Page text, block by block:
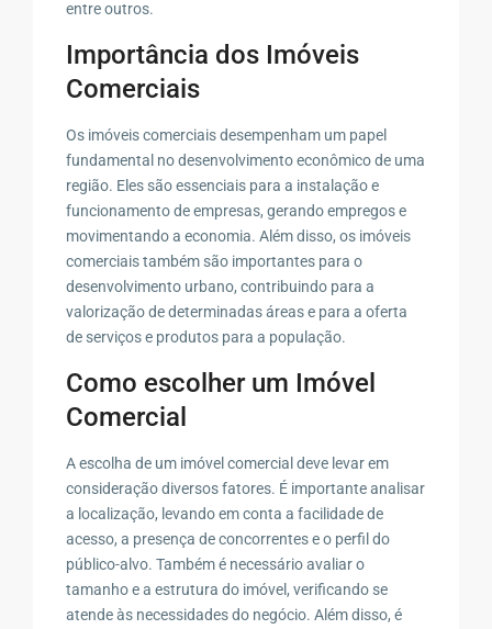
entre outros.
Importância dos Imóveis
Comerciais
Os imóveis comerciais desempenham um papel
fundamental no desenvolvimento econômico de uma
região. Eles são essenciais para a instalação e
funcionamento de empresas, gerando empregos e
movimentando a economia. Além disso, os imóveis
comerciais também são importantes para o
desenvolvimento urbano, contribuindo para a
valorização de determinadas áreas e para a oferta
de serviços e produtos para a população.
Como escolher um Imóvel
Comercial
A escolha de um imóvel comercial deve levar em
consideração diversos fatores. É importante analisar
a localização, levando em conta a facilidade de
acesso, a presença de concorrentes e o perfil do
público-alvo. Também é necessário avaliar o
tamanho e a estrutura do imóvel, verificando se
atende às necessidades do negócio. Além disso, é